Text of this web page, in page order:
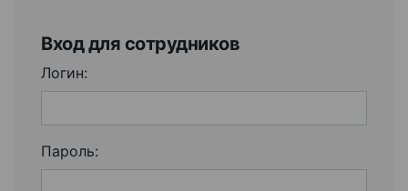
Вход для сотрудников
Логин:
Пароль: